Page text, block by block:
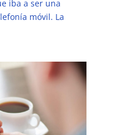
iba a ser una
móvil. La